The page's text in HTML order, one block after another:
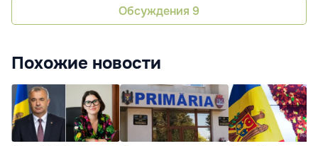
Обсуждения 9
Похожие новости